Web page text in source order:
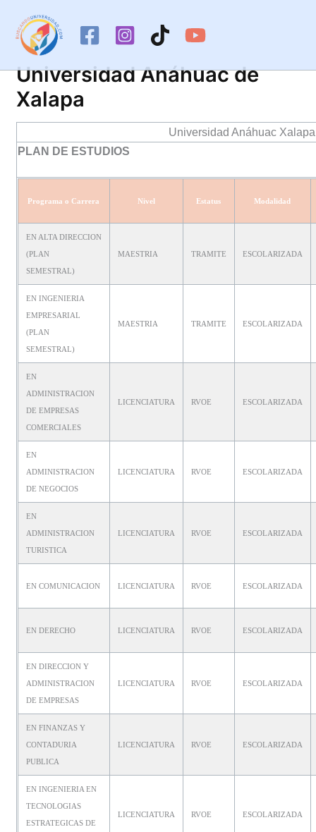
contenido
Universidad Anáhuac de
Xalapa
Universidad Anáhuac Xalapa
PLAN DE ESTUDIOS
Programa o Carrera Nivel Estatus Modalidad
EN ALTA DIRECCION
(PLAN
SEMESTRAL)
MAESTRIA TRAMITE ESCOLARIZADA
EN INGENIERIA
EMPRESARIAL
(PLAN
SEMESTRAL)
MAESTRIA TRAMITE ESCOLARIZADA
EN
ADMINISTRACION
DE EMPRESAS
COMERCIALES
LICENCIATURA RVOE ESCOLARIZADA
EN
ADMINISTRACION
DE NEGOCIOS
LICENCIATURA RVOE ESCOLARIZADA
EN
ADMINISTRACION
TURISTICA
LICENCIATURA RVOE ESCOLARIZADA
EN COMUNICACION LICENCIATURA RVOE ESCOLARIZADA
EN DERECHO LICENCIATURA RVOE ESCOLARIZADA
EN DIRECCION Y
ADMINISTRACION
DE EMPRESAS
LICENCIATURA RVOE ESCOLARIZADA
EN FINANZAS Y
CONTADURIA
PUBLICA
LICENCIATURA RVOE ESCOLARIZADA
EN INGENIERIA EN
TECNOLOGIAS
ESTRATEGICAS DE
LICENCIATURA RVOE ESCOLARIZADA